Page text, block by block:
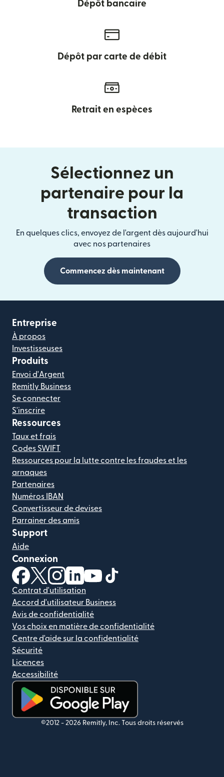
Dépôt bancaire
Dépôt par carte de débit
Retrait en espèces
Sélectionnez un
partenaire pour la
transaction
En quelques clics, envoyez de l'argent dès aujourd'hui
avec nos partenaires
Commencez dès maintenant
Entreprise
À propos
Investisseuses
Produits
Envoi d'Argent
Remitly Business
Se connecter
S'inscrire
Ressources
Taux et frais
Codes SWIFT
Ressources pour la lutte contre les fraudes et les
arnaques
Partenaires
Numéros IBAN
Convertisseur de devises
Parrainer des amis
Support
Aide
Connexion
(s'ouvre dans une nouvelle fenêtre)
(s'ouvre dans une nouvelle fenêtre)
(s'ouvre dans une nouvelle fenêtre)
(s'ouvre dans une nouvelle fenêtre)
(s'ouvre dans une nouvelle
Contrat d'utilisation
Accord d'utilisateur Business
Avis de confidentialité
Vos choix en matière de confidentialité
Centre d'aide sur la confidentialité
Sécurité
Licences
Accessibilité
(s'ouvre dans une nouvelle fenêtre)
©2012 - 2026 Remitly, Inc. Tous droits réservés